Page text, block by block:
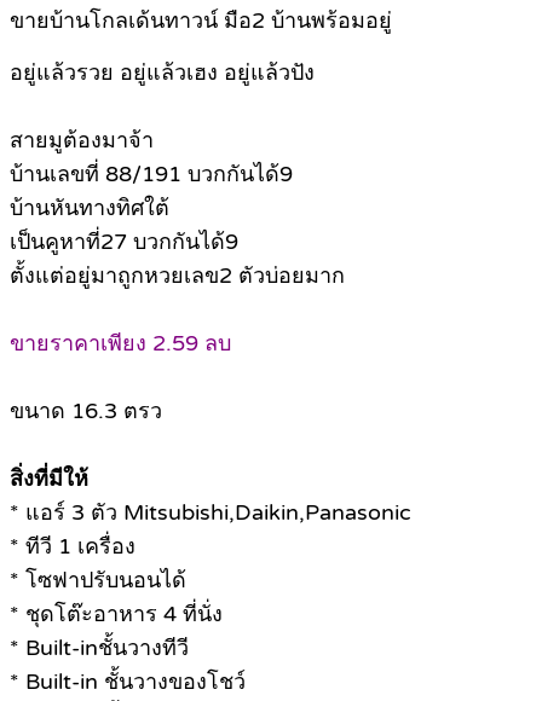
ขายบ้านโกลเด้นทาวน์ มือ2 บ้านพร้อมอยู่
อยู่แล้วรวย อยู่แล้วเฮง อยู่แล้วปัง
สายมูต้องมาจ้า
บ้านเลขที่ 88/191 บวกกันได้9
บ้านหันทางทิศใต้
เป็นคูหาที่27 บวกกันได้9
ตั้งแต่อยู่มาถูกหวยเลข2 ตัวบ่อยมาก
ขายราคาเพียง 2.59 ลบ
ขนาด 16.3 ตรว
สิ่งที่มีให้
* แอร์ 3 ตัว Mitsubishi,Daikin,Panasonic
* ทีวี 1 เครื่อง
* โซฟาปรับนอนได้
* ชุดโต๊ะอาหาร 4 ที่นั่ง
* Built-inชั้นวางทีวี
* Built-in ชั้นวางของโชว์